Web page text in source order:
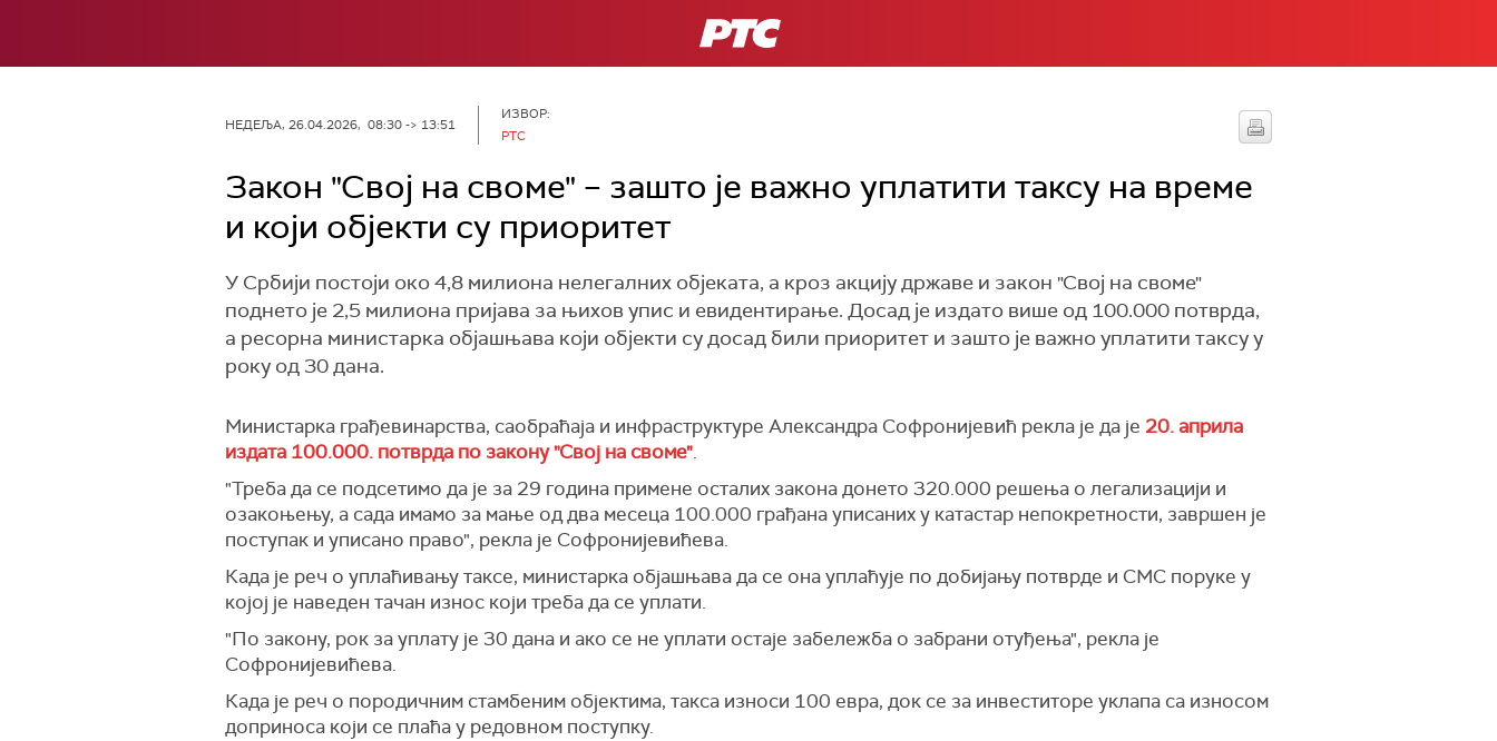
РТС
НЕДЕЉА, 26.04.2026, 08:30 -> 13:51
ИЗВОР:
РТС
Закон "Свој на своме" – зашто је важно уплатити таксу на време
и који објекти су приоритет
У Србији постоји око 4,8 милиона нелегалних објеката, а кроз акцију државе и закон "Свој на своме"
поднето је 2,5 милиона пријава за њихов упис и евидентирање. Досад је издато више од 100.000 потврда,
а ресорна министарка објашњава који објекти су досад били приоритет и зашто је важно уплатити таксу у
року од 30 дана.
Министарка грађевинарства, саобраћаја и инфраструктуре Александра Софронијевић рекла је да је 20. априла
издата 100.000. потврда по закону "Свој на своме".
"Треба да се подсетимо да је за 29 година примене осталих закона донето 320.000 решења о легализацији и
озакоњењу, а сада имамо за мање од два месеца 100.000 грађана уписаних у катастар непокретности, завршен је
поступак и уписано право", рекла је Софронијевићева.
Када је реч о уплаћивању таксе, министарка објашњава да се она уплаћује по добијању потврде и СМС поруке у
којој је наведен тачан износ који треба да се уплати.
"По закону, рок за уплату је 30 дана и ако се не уплати остаје забележба о забрани отуђења", рекла је
Софронијевићева.
Када је реч о породичним стамбеним објектима, такса износи 100 евра, док се за инвеститоре уклапа са износом
доприноса који се плаћа у редовном поступку.